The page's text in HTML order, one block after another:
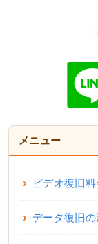
メニュー
ビデオ復旧
データ復旧